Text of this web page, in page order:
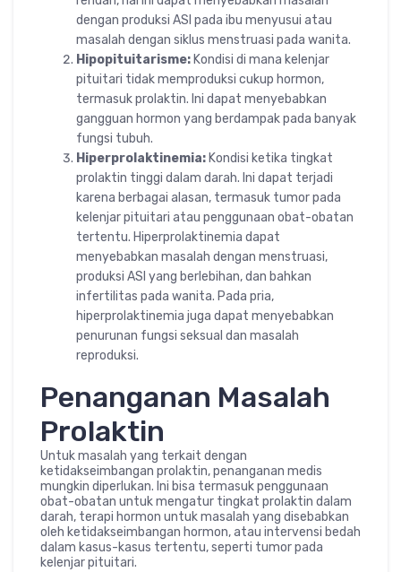
dengan produksi ASI pada ibu menyusui atau
masalah dengan siklus menstruasi pada wanita.
Hipopituitarisme: Kondisi di mana kelenjar
pituitari tidak memproduksi cukup hormon,
termasuk prolaktin. Ini dapat menyebabkan
gangguan hormon yang berdampak pada banyak
fungsi tubuh.
Hiperprolaktinemia: Kondisi ketika tingkat
prolaktin tinggi dalam darah. Ini dapat terjadi
karena berbagai alasan, termasuk tumor pada
kelenjar pituitari atau penggunaan obat-obatan
tertentu. Hiperprolaktinemia dapat
menyebabkan masalah dengan menstruasi,
produksi ASI yang berlebihan, dan bahkan
infertilitas pada wanita. Pada pria,
hiperprolaktinemia juga dapat menyebabkan
penurunan fungsi seksual dan masalah
reproduksi.
Penanganan Masalah
Prolaktin
Untuk masalah yang terkait dengan
ketidakseimbangan prolaktin, penanganan medis
mungkin diperlukan. Ini bisa termasuk penggunaan
obat-obatan untuk mengatur tingkat prolaktin dalam
darah, terapi hormon untuk masalah yang disebabkan
oleh ketidakseimbangan hormon, atau intervensi bedah
dalam kasus-kasus tertentu, seperti tumor pada
kelenjar pituitari.